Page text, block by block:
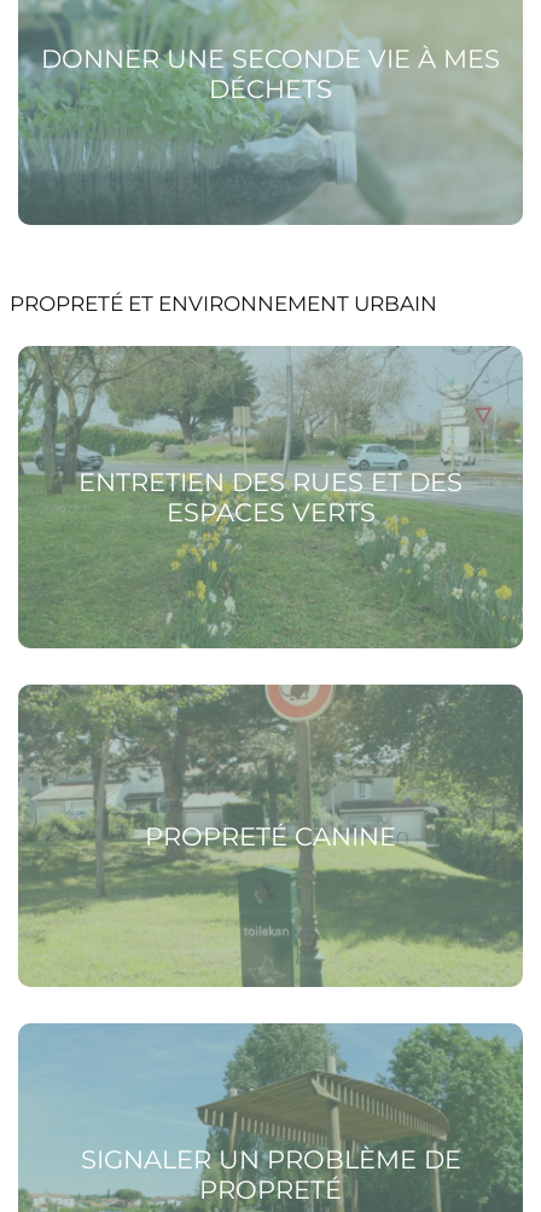
DONNER UNE SECONDE VIE À MES
DÉCHETS
PROPRETÉ ET ENVIRONNEMENT URBAIN
ENTRETIEN DES RUES ET DES
ESPACES VERTS
Voir la page Entretien des rues et des espaces verts
PROPRETÉ CANINE
Voir la page Propreté canine
SIGNALER UN PROBLÈME DE
PROPRETÉ
Voir la page Signaler un problème de propreté